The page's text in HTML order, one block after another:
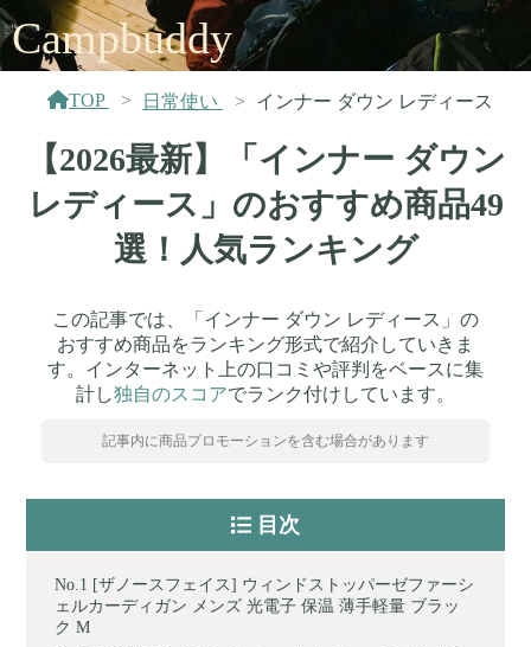
Campbuddy
TOP 日常使い インナー ダウン レディース
【2026最新】「インナー ダウン
レディース」のおすすめ商品49
選！人気ランキング
この記事では、「インナー ダウン レディース」の
おすすめ商品をランキング形式で紹介していきま
す。インターネット上の口コミや評判をベースに集
計し独自のスコアでランク付けしています。
記事内に商品プロモーションを含む場合があります
目次
[ザノースフェイス] ウィンドストッパーゼファーシ
ェルカーディガン メンズ 光電子 保温 薄手軽量 ブラッ
ク M